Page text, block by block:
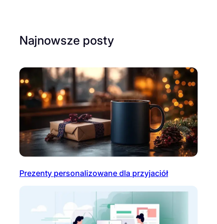
Najnowsze posty
Prezenty personalizowane dla przyjaciół